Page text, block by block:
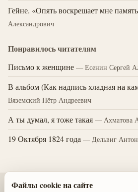
Гейне. «Опять воскрешает мне
Александрович
Понравилось читателям
Письмо к женщине — Есенин Сергей
В альбом (Как надпись хладная на
Вяземский Пётр Андреевич
А ты думал, я тоже такая — Ахматова
19 Октября 1824 года — Дельвиг
© 2026 Стихотворения поэтов классиков
Файлы cookie на сайте